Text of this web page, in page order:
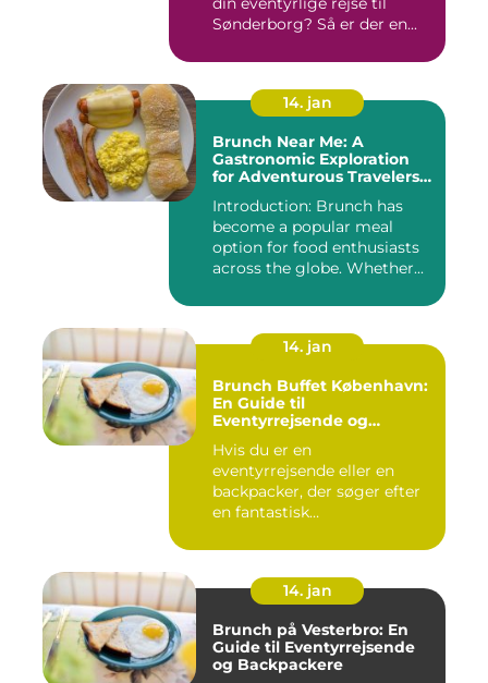
Sønderborg? Så er der en...
14. jan
Brunch Near Me: A
Gastronomic Exploration
for Adventurous Travelers
Introduction: Brunch has
become a popular meal
option for food enthusiasts
across the globe. Whether...
14. jan
Brunch Buffet København:
En Guide til
Eventyrrejsende og
Hvis du er en
eventyrrejsende eller en
backpacker, der søger efter
en fantastisk
14. jan
Brunch på Vesterbro: En
Guide til Eventyrrejsende
og Backpackere